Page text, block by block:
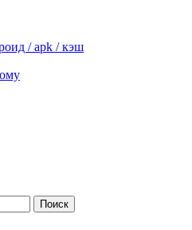
/ apk / кэш